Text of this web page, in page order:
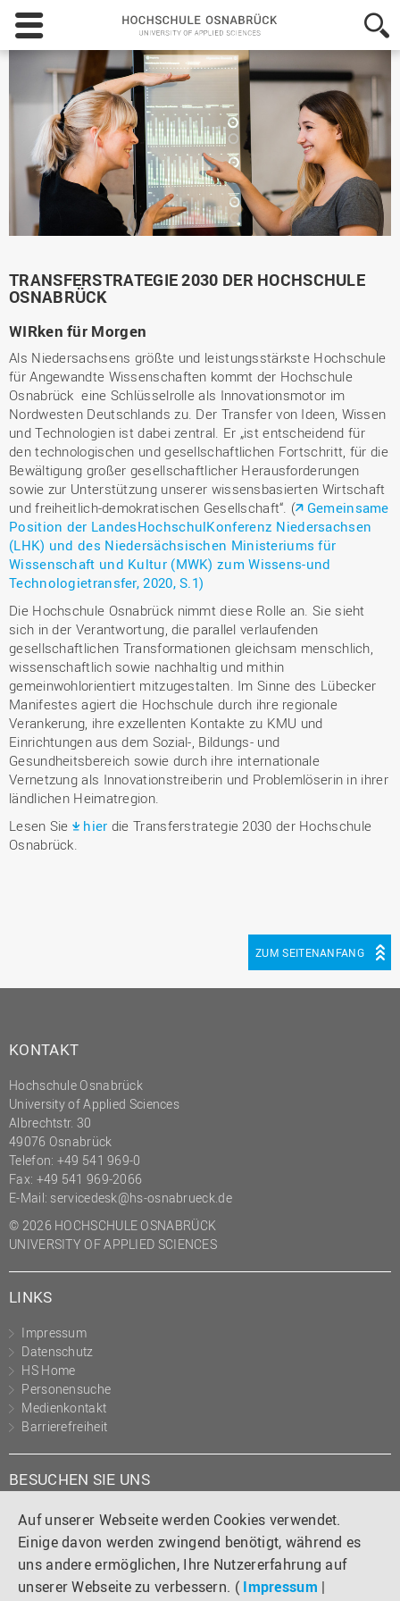
Auf unserer Webseite werden Cookies verwendet.
Einige davon werden zwingend benötigt, während es
uns andere ermöglichen, Ihre Nutzererfahrung auf
unserer Webseite zu verbessern. ( Impressum |
Hochschule
Osnabrück
-
University
of
Applied
Sciences
TRANSFERSTRATEGIE 2030 DER HOCHSCHULE
OSNABRÜCK
WIRken für Morgen
Als Niedersachsens größte und leistungsstärkste Hochschule
für Angewandte Wissenschaften kommt der Hochschule
Osnabrück eine Schlüsselrolle als Innovationsmotor im
Nordwesten Deutschlands zu. Der Transfer von Ideen, Wissen
und Technologien ist dabei zentral. Er „ist entscheidend für
den technologischen und gesellschaftlichen Fortschritt, für die
Bewältigung großer gesellschaftlicher Herausforderungen
sowie zur Unterstützung unserer wissensbasierten Wirtschaft
und freiheitlich-demokratischen Gesellschaft“. (
Gemeinsame
Position der LandesHochschulKonferenz Niedersachsen
(LHK) und des Niedersächsischen Ministeriums für
Wissenschaft und Kultur (MWK) zum Wissens-und
Technologietransfer, 2020, S.1)
Die Hochschule Osnabrück nimmt diese Rolle an. Sie sieht
sich in der Verantwortung, die parallel verlaufenden
gesellschaftlichen Transformationen gleichsam menschlich,
wissenschaftlich sowie nachhaltig und mithin
gemeinwohlorientiert mitzugestalten. Im Sinne des Lübecker
Manifestes agiert die Hochschule durch ihre regionale
Verankerung, ihre exzellenten Kontakte zu KMU und
Einrichtungen aus dem Sozial-, Bildungs- und
Gesundheitsbereich sowie durch ihre internationale
Vernetzung als Innovationstreiberin und Problemlöserin in ihrer
ländlichen Heimatregion.
Lesen Sie
hier die Transferstrategie 2030 der Hochschule
Osnabrück.
ZUM SEITENANFANG
KONTAKT
Hochschule Osnabrück
University of Applied Sciences
Albrechtstr. 30
49076 Osnabrück
Telefon: +49 541 969-0
Fax: +49 541 969-2066
E-Mail: servicedesk@hs-osnabrueck.de
© 2026 HOCHSCHULE OSNABRÜCK
UNIVERSITY OF APPLIED SCIENCES
LINKS
Impressum
Datenschutz
HS Home
Personensuche
Medienkontakt
Barrierefreiheit
BESUCHEN SIE UNS
Instagram
TiktokLinkedIn
YouTube
Facebook